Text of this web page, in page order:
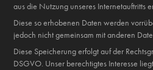
aus die Nutzung unseres Internetauftritts
Diese so erhobenen Daten werden
jedoch nicht gemeinsam mit anderen
Diese Speicherung erfolgt auf der
DSGVO. Unser berechtigtes Interesse